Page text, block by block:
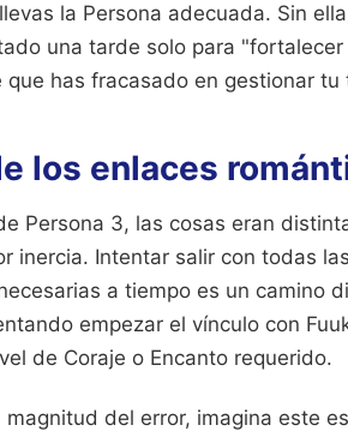
la Persona adecuada. Sin
una tarde solo para
has fracasado en gestionar tu
los enlaces
Persona 3, las cosas eran
inercia. Intentar salir con todas
a tiempo es un camino
empezar el vínculo con
de Coraje o Encanto requerido.
del error, imagina este